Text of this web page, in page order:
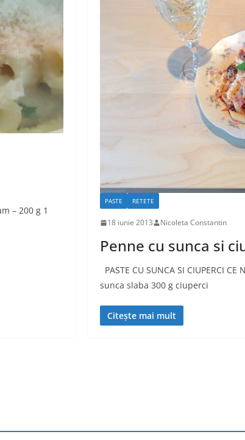
– 200 g 1
PASTE RETETE
18 iunie 2013 Nicoleta Constantin
Penne cu sunca si
PASTE CU SUNCA SI CIUPERCI
sunca slaba 300 g ciuperci
Citește mai mult